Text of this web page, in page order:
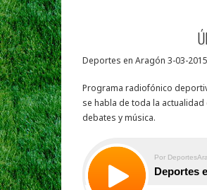
Deportes en Aragón 3-03-2015
Programa radiofónico
se habla de toda la
debates y música.